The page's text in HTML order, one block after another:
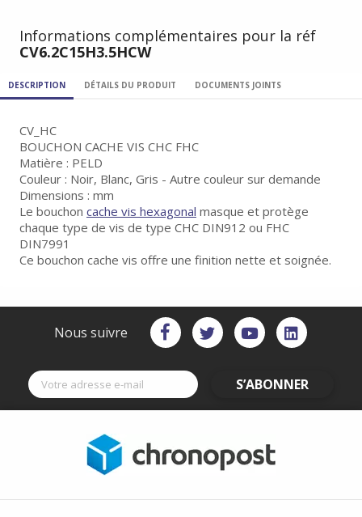
Informations complémentaires pour la réf
CV6.2C15H3.5HCW
DESCRIPTION DÉTAILS DU PRODUIT DOCUMENTS JOINTS
CV_HC
BOUCHON CACHE VIS CHC FHC
Matière : PELD
Couleur : Noir, Blanc, Gris - Autre couleur sur demande
Dimensions : mm
Le bouchon cache vis hexagonal masque et protège
chaque type de vis de type CHC DIN912 ou FHC
DIN7991
Ce bouchon cache vis offre une finition nette et soignée.
Nous suivre
S’ABONNER